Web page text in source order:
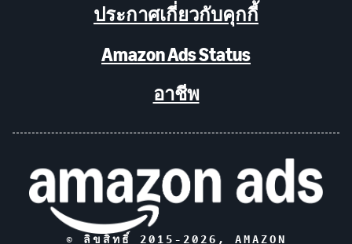
ประกาศเกี่ยวกับคุกกี้
Amazon Ads Status
อาชีพ
© ลิขสิทธิ์ 2015- 2026 , AMAZON